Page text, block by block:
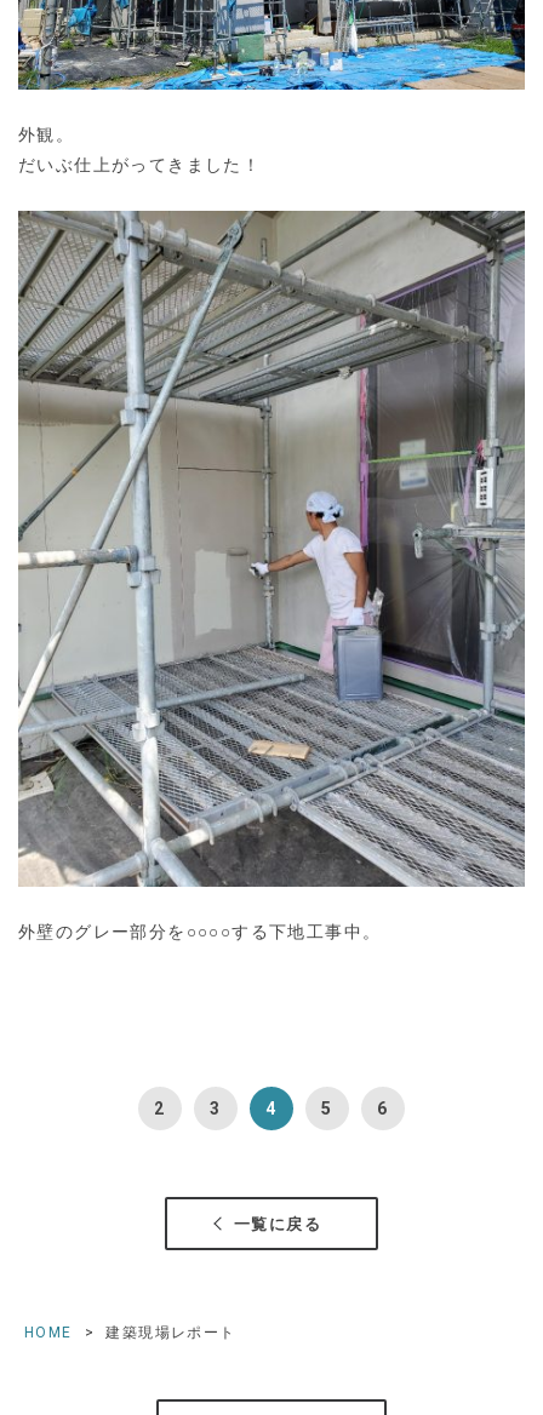
外観。
だいぶ仕上がってきました！
外壁のグレー部分を○○○○する下地工事中。
2 3 4 5 6
一覧に戻る
HOME 建築現場レポート